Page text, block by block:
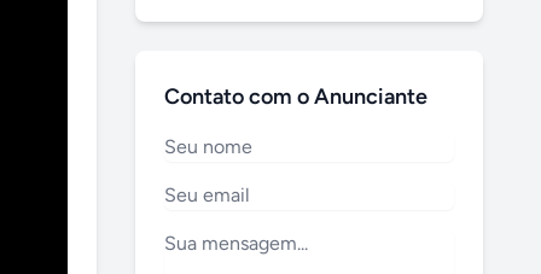
Contato com o Anunciante